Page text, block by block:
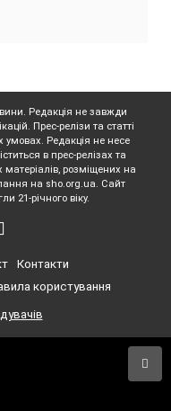
Редакція не завжди
Прес-релізи та статті
умовах. Редакція не несе
в прес-релізах та
матеріалів, розміщених на
на sho.org.ua. Сайт
21-річного віку.
Контакти
користування